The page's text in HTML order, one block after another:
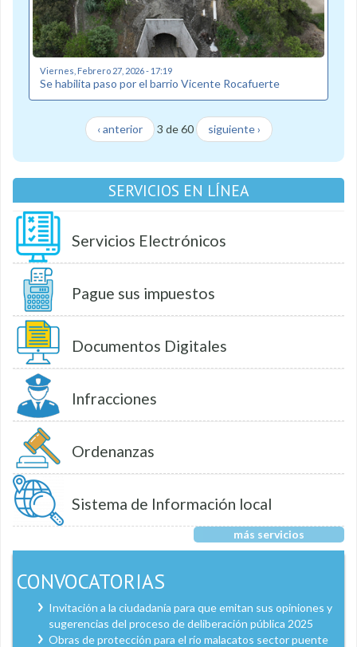
Viernes, Febrero 27, 2026 - 17:19
Se habilita paso por el barrio Vicente Rocafuerte
‹ anterior 3 de 60 siguiente ›
SERVICIOS EN LÍNEA
Servicios Electrónicos
Pague sus impuestos
Documentos Digitales
Infracciones
Ordenanzas
Sistema de Información local
más servicios
CONVOCATORIAS
Invitación a la ciudadanía para que emitan sus opiniones y
sugerencias del proceso de deliberación pública 2025
Obras de protección para el río malacatos sector puente